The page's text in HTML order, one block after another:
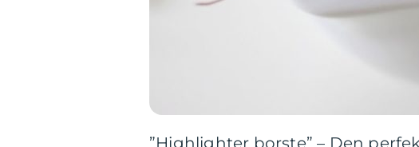
”Highlighter borste” – Den